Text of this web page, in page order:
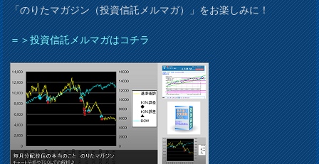
「のりたマガジン（投資信託メルマガ）」をお楽しみに！
＝＞投資信託メルマガはコチラ